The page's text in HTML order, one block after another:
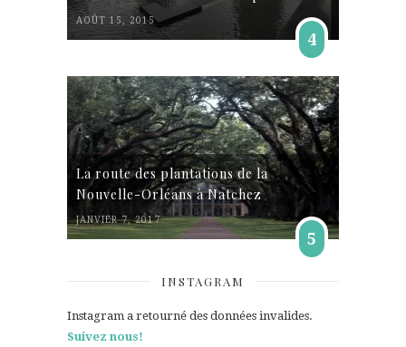
AOÛT 15, 2015
4
La route des plantations de la
Nouvelle-Orléans à Natchez
JANVIER 7, 2017
5
INSTAGRAM
Instagram a retourné des données invalides.
Suivez nous!